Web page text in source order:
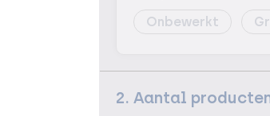
Onbewerkt
2. Aantal